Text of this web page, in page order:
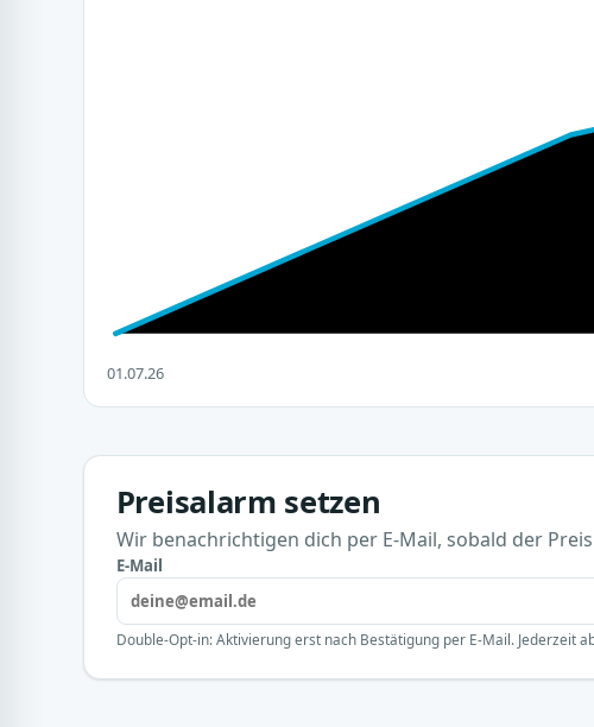
01.07.26
Preisalarm setzen
Wir benachrichtigen dich per E-Mail, sobald der
E-Mail
Double-Opt-in: Aktivierung erst nach Bestätigung per E-Mail. Jederzeit